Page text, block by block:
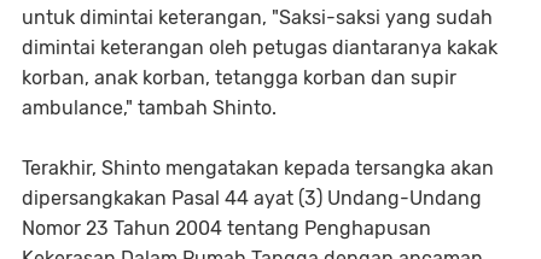
untuk dimintai keterangan, "Saksi-saksi yang sudah
dimintai keterangan oleh petugas diantaranya kakak
korban, anak korban, tetangga korban dan supir
ambulance," tambah Shinto.
Terakhir, Shinto mengatakan kepada tersangka akan
dipersangkakan Pasal 44 ayat (3) Undang-Undang
Nomor 23 Tahun 2004 tentang Penghapusan